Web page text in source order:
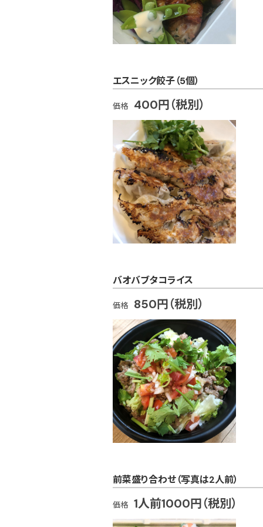
エスニック餃子（5個）
価格 400円（税別）
バオバブタコライス
価格 850円（税別）
前菜盛り合わせ（写真は2人前）
価格 1人前1000円（税別）